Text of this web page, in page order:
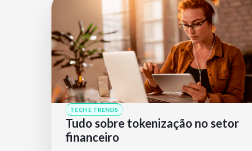
TECH E TRENDS
Tudo sobre tokenização no setor
financeiro